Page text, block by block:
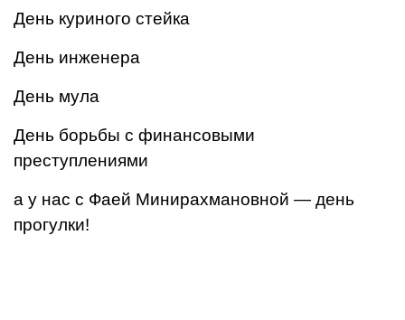
День куриного стейка
День инженера
День мула
День борьбы с финансовыми
преступлениями
а у нас с Фаей Минирахмановной — день
прогулки!